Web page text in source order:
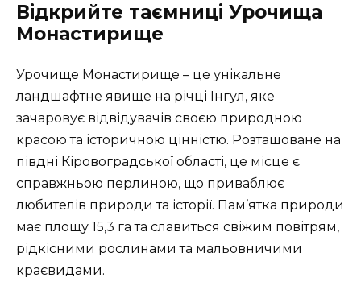
Відкрийте таємниці Урочища
Монастирище
Урочище Монастирище – це унікальне
ландшафтне явище на річці Інгул, яке
зачаровує відвідувачів своєю природною
красою та історичною цінністю. Розташоване на
півдні Кіровоградської області, це місце є
справжньою перлиною, що приваблює
любителів природи та історії. Пам’ятка природи
має площу 15,3 га та славиться свіжим повітрям,
рідкісними рослинами та мальовничими
краєвидами.